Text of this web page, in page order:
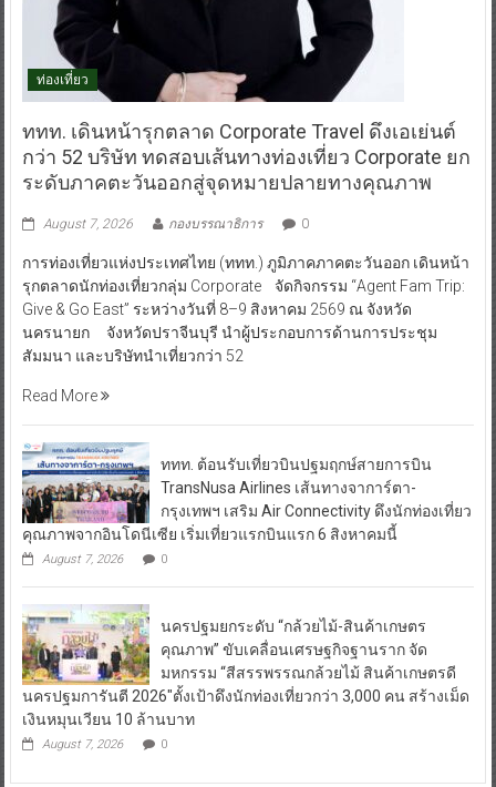
ท่องเที่ยว
ททท. เดินหน้ารุกตลาด Corporate Travel ดึงเอเย่นต์
กว่า 52 บริษัท ทดสอบเส้นทางท่องเที่ยว Corporate ยก
ระดับภาคตะวันออกสู่จุดหมายปลายทางคุณภาพ
August 7, 2026 กองบรรณาธิการ 0
การท่องเที่ยวแห่งประเทศไทย (ททท.) ภูมิภาคภาคตะวันออก เดินหน้า
รุกตลาดนักท่องเที่ยวกลุ่ม Corporate จัดกิจกรรม “Agent Fam Trip:
Give & Go East” ระหว่างวันที่ 8–9 สิงหาคม 2569 ณ จังหวัด
นครนายก จังหวัดปราจีนบุรี นำผู้ประกอบการด้านการประชุม
สัมมนา และบริษัทนำเที่ยวกว่า 52
Read More
ททท. ต้อนรับเที่ยวบินปฐมฤกษ์สายการบิน
TransNusa Airlines เส้นทางจาการ์ตา-
กรุงเทพฯ เสริม Air Connectivity ดึงนักท่องเที่ยว
คุณภาพจากอินโดนีเซีย เริ่มเที่ยวแรกบินแรก 6 สิงหาคมนี้
August 7, 2026 0
นครปฐมยกระดับ “กล้วยไม้-สินค้าเกษตร
คุณภาพ” ขับเคลื่อนเศรษฐกิจฐานราก จัด
มหกรรม “สีสรรพรรณกล้วยไม้ สินค้าเกษตรดี
นครปฐมการันตี 2026″ตั้งเป้าดึงนักท่องเที่ยวกว่า 3,000 คน สร้างเม็ด
เงินหมุนเวียน 10 ล้านบาท
August 7, 2026 0